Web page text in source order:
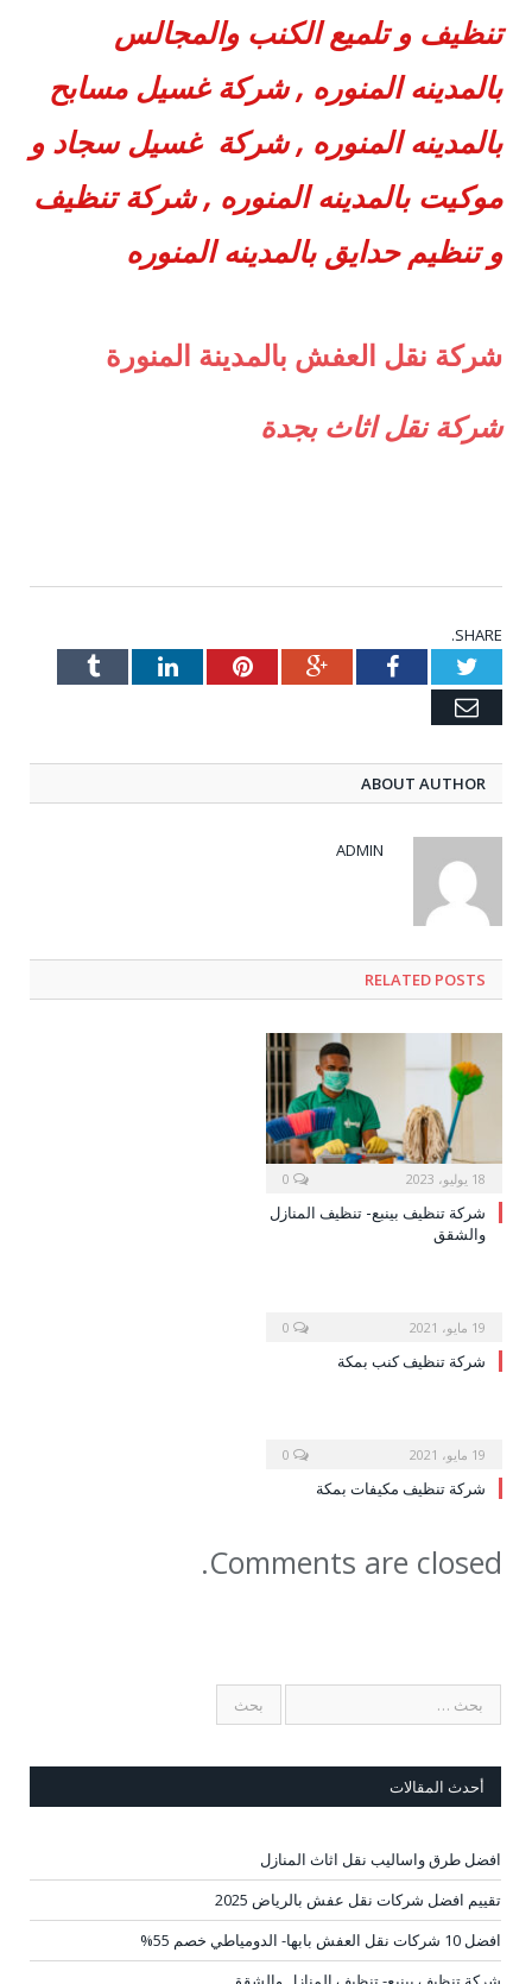
تنظيف و تلميع الكنب والمجالس
بالمدينه المنوره ,شركة غسيل مسابح
بالمدينه المنوره ,شركة غسيل سجاد و
موكيت بالمدينه المنوره ,شركة تنظيف
وتنظيم حدايق بالمدينه المنوره
شركة نقل العفش بالمدينة المنورة
شركة نقل اثاث بجدة
SHARE.
Twitter
Facebook
Google+
Pinterest
LinkedIn
Tumblr
Email
ABOUT AUTHOR
ADMIN
RELATED POSTS
18 يوليو، 2023
شركة تنظيف بينبع- تنظيف المنازل
والشقق
19 مايو، 2021
شركة تنظيف كنب بمكة
19 مايو، 2021
شركة تنظيف مكيفات بمكة
Comments are closed.
أحدث المقالات
افضل طرق واساليب نقل اثاث المنازل
تقييم افضل شركات نقل عفش بالرياض 2025
افضل 10 شركات نقل العفش بابها- الدومياطي خصم 55%